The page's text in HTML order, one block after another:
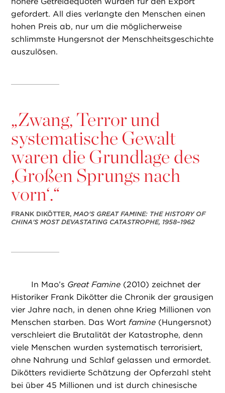
gefordert. All dies verlangte den Menschen einen
hohen Preis ab, nur um die möglicherweise
schlimmste Hungersnot der Menschheitsgeschichte
auszulösen.
„Zwang, Terror und
systematische Gewalt
waren die Grundlage des
,Großen Sprungs nach
vorn‘.“
FRANK DIKÖTTER,MAO'S GREAT FAMINE: THE HISTORY OF
CHINA'S MOST DEVASTATING CATASTROPHE, 1958–1962
In Mao’s Great Famine (2010) zeichnet der
Historiker Frank Dikötter die Chronik der grausigen
vier Jahre nach, in denen ohne Krieg Millionen von
Menschen starben. Das Wortfamine (Hungersnot)
verschleiert die Brutalität der Katastrophe, denn
viele Menschen wurden systematisch terrorisiert,
ohne Nahrung und Schlaf gelassen und ermordet.
Dikötters revidierte Schätzung der Opferzahl steht
bei über 45 Millionen und ist durch chinesische